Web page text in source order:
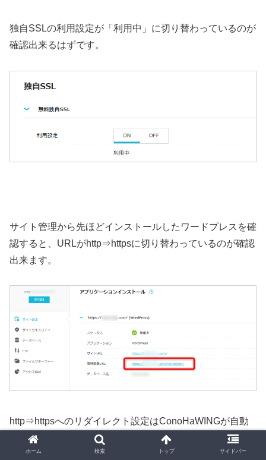
独自SSLの利用設定が「利用中」に切り替わっているのが
確認出来るはずです。
サイト管理から先ほどインストールしたワードプレスを確
認すると、URLがhttp⇒httpsに切り替わっているのが確認
出来ます。
http⇒httpsへのリダイレクト設定はConoHaWINGが自動
で行ってくれるので自分で設定する必要はありません。
ホーム 検索 トップ サイドバー